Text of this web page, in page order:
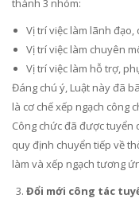
thành 3 nhóm:
Vị trí việc làm lãnh đạo,
Vị trí việc làm chuyên
Vị trí việc làm hỗ trợ,
Đáng chú ý, Luật này đã
là cơ chế xếp ngạch công
Công chức đã được tuyển
quy định chuyển tiếp về
làm và xếp ngạch tương
Đổi mới công tác